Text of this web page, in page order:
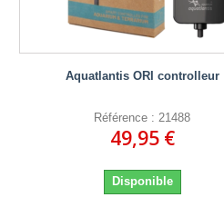
Aquatlantis ORI controlleur
Référence : 21488
49,95 €
Disponible